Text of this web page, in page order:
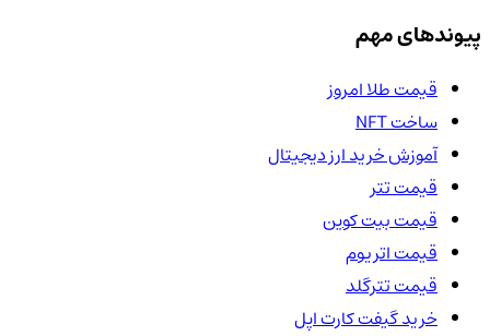
پیوندهای مهم
قیمت طلا امروز
ساخت NFT
آموزش خرید ارز دیجیتال
قیمت تتر
قیمت بیت کوین
قیمت اتریوم
قیمت تترگلد
خرید گیفت کارت اپل